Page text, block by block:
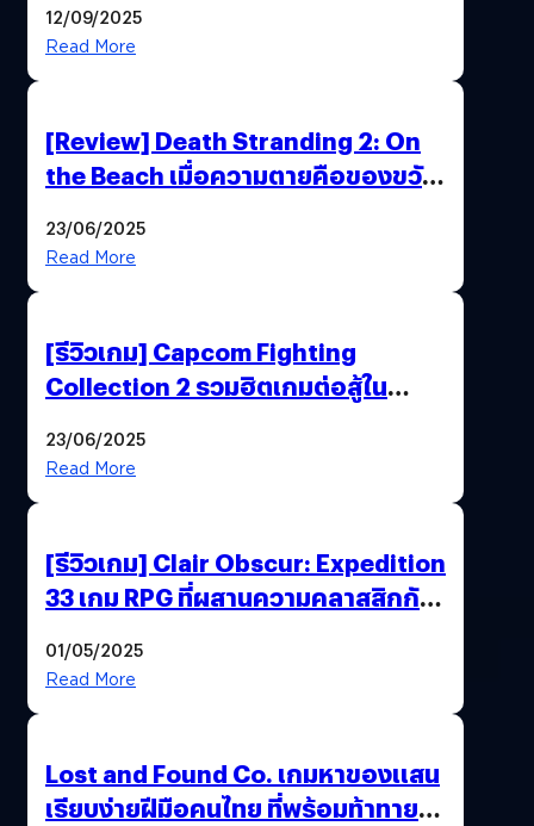
12/09/2025
Read More
[Review] Death Stranding 2: On
the Beach เมื่อความตายคือของขวัญ
ของมนุษย์
23/06/2025
Read More
[รีวิวเกม] Capcom Fighting
Collection 2 รวมฮิตเกมต่อสู้ใน
23/06/2025
Read More
[รีวิวเกม] Clair Obscur: Expedition
33 เกม RPG ที่ผสานความคลาสสิกกับ
01/05/2025
Read More
Lost and Found Co. เกมหาของแสน
เรียบง่ายฝีมือคนไทย ที่พร้อมท้าทาย